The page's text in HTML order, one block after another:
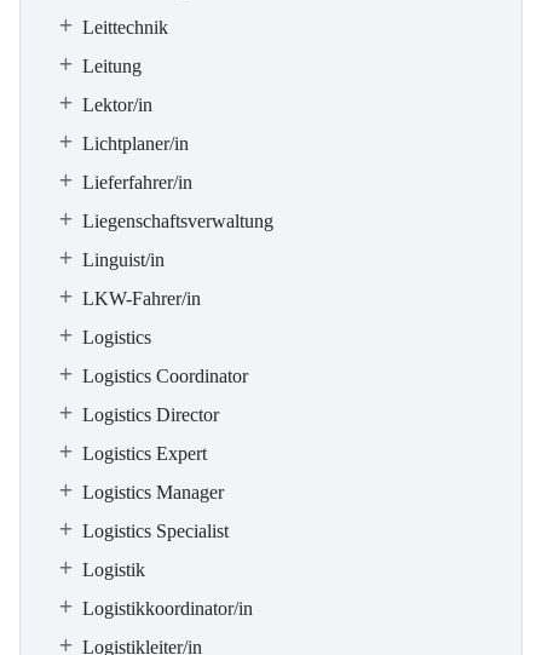
Leittechnik
Leitung
Lektor/in
Lichtplaner/in
Lieferfahrer/in
Liegenschaftsverwaltung
Linguist/in
LKW-Fahrer/in
Logistics
Logistics Coordinator
Logistics Director
Logistics Expert
Logistics Manager
Logistics Specialist
Logistik
Logistikkoordinator/in
Logistikleiter/in